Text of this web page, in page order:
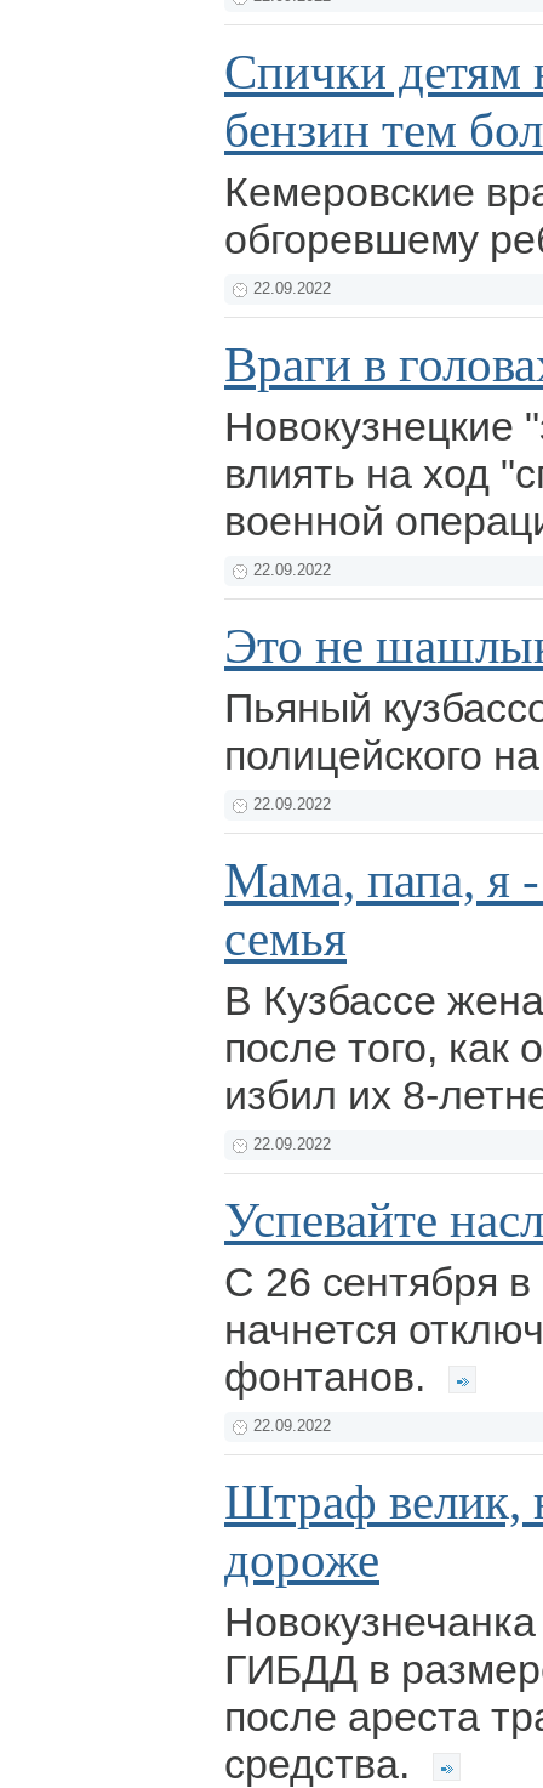
Спички детям
бензин тем
Кемеровские
обгоревшему
22.09.2022
Враги в
Новокузнецкие
влиять на ход
военной
22.09.2022
Это не
Пьяный
полицейского
22.09.2022
Мама, папа, я
семья
В Кузбассе
после того, как
избил их 8-
22.09.2022
Успевайте
С 26 сентября
начнется
фонтанов.
22.09.2022
Штраф велик,
дороже
ГИБДД в
после ареста
средства.